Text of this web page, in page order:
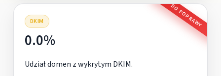
DKIM DO POPRAWY
0.0%
Udział domen z wykrytym DKIM.